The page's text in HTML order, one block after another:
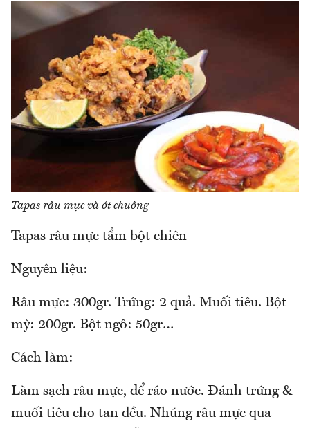
Tapas râu mực và ớt chuông
Tapas râu mực tẩm bột chiên
Nguyên liệu:
Râu mực: 300gr. Trứng: 2 quả. Muối tiêu. Bột
mỳ: 200gr. Bột ngô: 50gr…
Cách làm:
Làm sạch râu mực, để ráo nước. Đánh trứng &
muối tiêu cho tan đều. Nhúng râu mực qua